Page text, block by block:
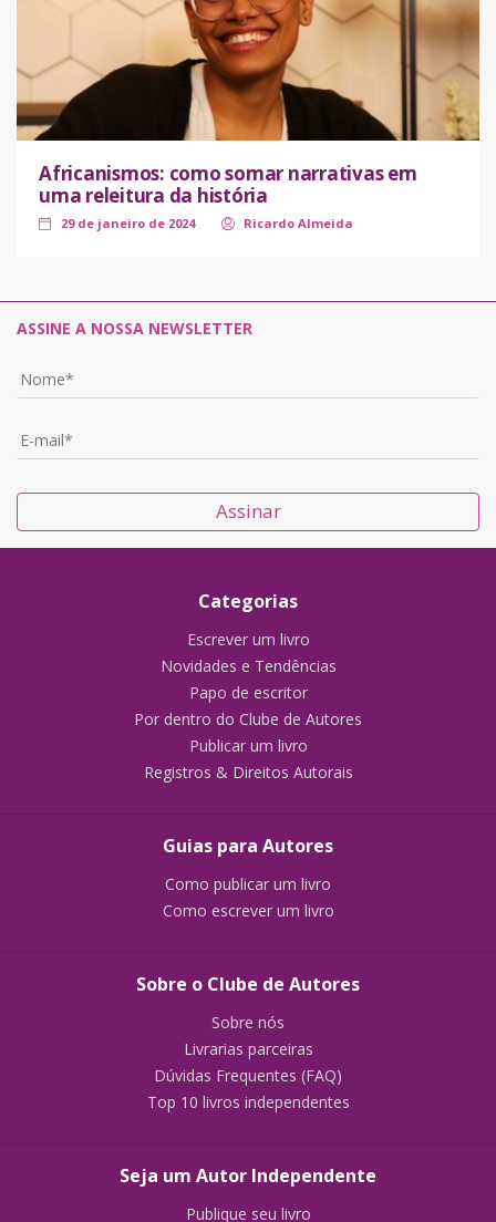
Africanismos: como somar narrativas em
uma releitura da história
29 de janeiro de 2024 Ricardo Almeida
ASSINE A NOSSA NEWSLETTER
Assinar
Categorias
Escrever um livro
Novidades e Tendências
Papo de escritor
Por dentro do Clube de Autores
Publicar um livro
Registros & Direitos Autorais
Guias para Autores
Como publicar um livro
Como escrever um livro
Sobre o Clube de Autores
Sobre nós
Livrarias parceiras
Dúvidas Frequentes (FAQ)
Top 10 livros independentes
Seja um Autor Independente
Publique seu livro